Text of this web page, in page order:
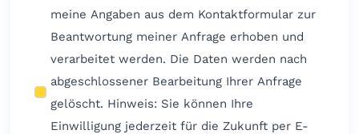
meine Angaben aus dem Kontaktformular zur
Beantwortung meiner Anfrage erhoben und
verarbeitet werden. Die Daten werden nach
abgeschlossener Bearbeitung Ihrer Anfrage
gelöscht. Hinweis: Sie können Ihre
Einwilligung jederzeit für die Zukunft per E-